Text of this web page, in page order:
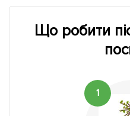
Що робити
1